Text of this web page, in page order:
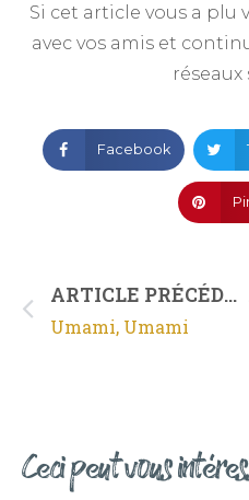
Si cet article vous a plu
avec vos amis et
réseaux
Facebook
ARTICLE PRÉCÉDENT
Umami, Umami
Ceci peut vous